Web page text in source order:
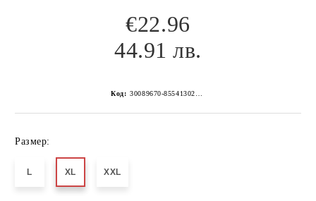
€22.96
44.91 лв.
Код:
Размер:
L XL XXL